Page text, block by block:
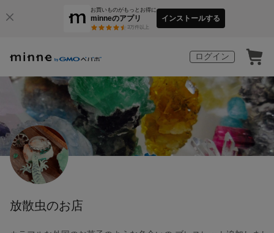
お買いものがもっとお得に
minneのアプリ
3万件以上
インストールする
ログイン
放散虫のお店